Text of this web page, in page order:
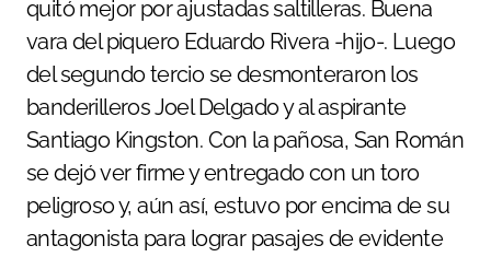
quitó mejor por ajustadas saltilleras. Buena
vara del piquero Eduardo Rivera -hijo-. Luego
del segundo tercio se desmonteraron los
banderilleros Joel Delgado y al aspirante
Santiago Kingston. Con la pañosa, San Román
se dejó ver firme y entregado con un toro
peligroso y, aún así, estuvo por encima de su
antagonista para lograr pasajes de evidente